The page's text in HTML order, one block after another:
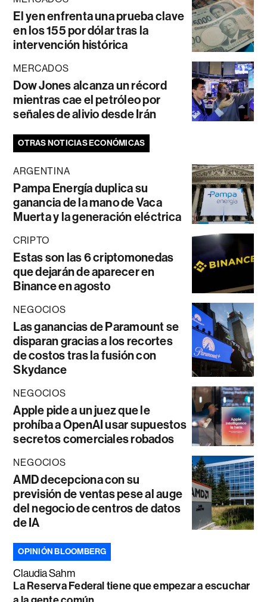
El yen enfrenta una prueba clave
en los 155 por dólar tras la
intervención histórica
MERCADOS
Dow Jones alcanza un récord
mientras cae el petróleo por
señales de alivio desde Irán
OTRAS NOTICIAS ECONÓMICAS
ARGENTINA
Pampa Energía duplica su
ganancia de la mano de Vaca
Muerta y la generación eléctrica
CRIPTO
Estas son las 6 criptomonedas
que dejarán de aparecer en
Binance en agosto
NEGOCIOS
Las ganancias de Paramount se
disparan gracias a los recortes
de costos tras la fusión con
Skydance
NEGOCIOS
Apple pide a un juez que le
prohíba a OpenAI usar supuestos
secretos comerciales robados
NEGOCIOS
AMD decepciona con su
previsión de ventas pese al auge
del negocio de centros de datos
de IA
OPINIÓN BLOOMBERG
Claudia Sahm
La Reserva Federal tiene que empezar a escuchar